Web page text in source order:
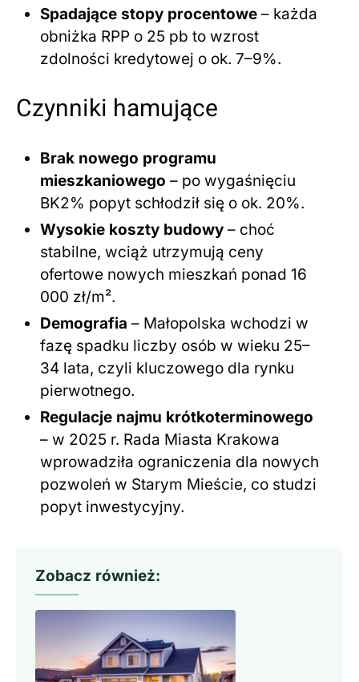
Spadające stopy procentowe – każda
obniżka RPP o 25 pb to wzrost
zdolności kredytowej o ok. 7–9%.
Czynniki hamujące
Brak nowego programu
mieszkaniowego – po wygaśnięciu
BK2% popyt schłodził się o ok. 20%.
Wysokie koszty budowy – choć
stabilne, wciąż utrzymują ceny
ofertowe nowych mieszkań ponad 16
000 zł/m².
Demografia – Małopolska wchodzi w
fazę spadku liczby osób w wieku 25–
34 lata, czyli kluczowego dla rynku
pierwotnego.
Regulacje najmu krótkoterminowego
– w 2025 r. Rada Miasta Krakowa
wprowadziła ograniczenia dla nowych
pozwoleń w Starym Mieście, co studzi
popyt inwestycyjny.
Zobacz również: